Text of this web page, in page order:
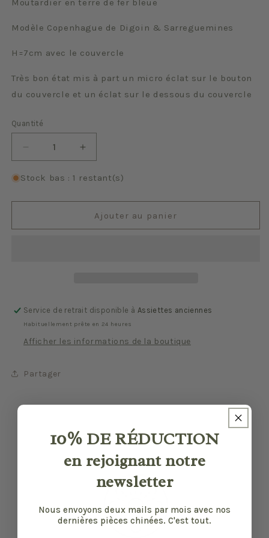
Moutardier en terre de fer bleue
Modèle Copenhague de Digoin & Sarreguemines
H=7cm avec le couvercle
Très bon état mis à part un micro éclat sur le bouton
du couvercle et un éclat sur le dessous du couvercle
Quantité
Quantité
Réduire
la
quantité
Copenhague
Augmenter
la
quantité
Copenhague
Stock bas : 1 restant(s)
Ajouter au panier
Service de retrait disponible à Assiettes anciennes
Habituellement prête en 24 heures
Afficher les informations de la boutique
Partager
10% DE RÉDUCTION
en rejoignant notre
newsletter
Nous envoyons deux mails par mois avec nos
dernières pièces chinées. C'est tout.